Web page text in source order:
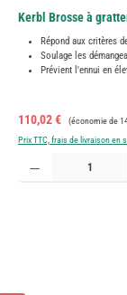
Kerbl Brosse à
Répond aux critères
Soulage les
Prévient l'ennui en
Prix de vente :
110,02 € Prix régulier :
(économie de
Prix TTC, frais de livraison en
Quantité de produit :